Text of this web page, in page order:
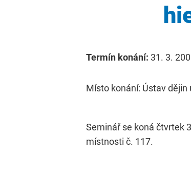
Termín konání: 31. 3.
Místo konání: Ústav dějin
Seminář se koná čtvrtek
místnosti č. 117.